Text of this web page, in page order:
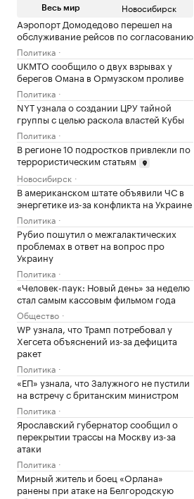
Весь мир Новосибирск
Аэропорт Домодедово перешел на
обслуживание рейсов по согласованию
Политика
UKMTO сообщило о двух взрывах у
берегов Омана в Ормузском проливе
Политика
NYT узнала о создании ЦРУ тайной
группы с целью раскола властей Кубы
Политика
В регионе 10 подростков привлекли по
террористическим статьям
Новосибирск
В американском штате объявили ЧС в
энергетике из-за конфликта на Украине
Политика
Рубио пошутил о межгалактических
проблемах в ответ на вопрос про
Украину
Политика
«Человек-паук: Новый день» за неделю
стал самым кассовым фильмом года
Общество
WP узнала, что Трамп потребовал у
Хегсета объяснений из-за дефицита
ракет
Политика
«ЕП» узнала, что Залужного не пустили
на встречу с британским министром
Политика
Ярославский губернатор сообщил о
перекрытии трассы на Москву из-за
атаки
Политика
Мирный житель и боец «Орлана»
ранены при атаке на Белгородскую